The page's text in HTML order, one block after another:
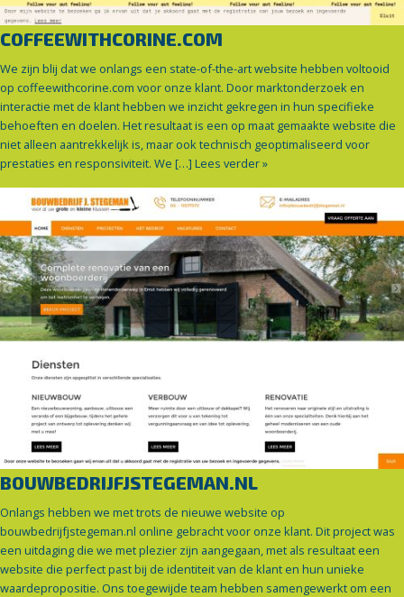
COFFEEWITHCORINE.COM
We zijn blij dat we onlangs een state-of-the-art website hebben voltooid
op coffeewithcorine.com voor onze klant. Door marktonderzoek en
interactie met de klant hebben we inzicht gekregen in hun specifieke
behoeften en doelen. Het resultaat is een op maat gemaakte website die
niet alleen aantrekkelijk is, maar ook technisch geoptimaliseerd voor
prestaties en responsiviteit. We […] Lees verder »
BOUWBEDRIJFJSTEGEMAN.NL
Onlangs hebben we met trots de nieuwe website op
bouwbedrijfjstegeman.nl online gebracht voor onze klant. Dit project was
een uitdaging die we met plezier zijn aangegaan, met als resultaat een
website die perfect past bij de identiteit van de klant en hun unieke
waardepropositie. Ons toegewijde team hebben samengewerkt om een